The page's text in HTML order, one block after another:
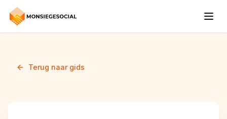
Terug naar gids